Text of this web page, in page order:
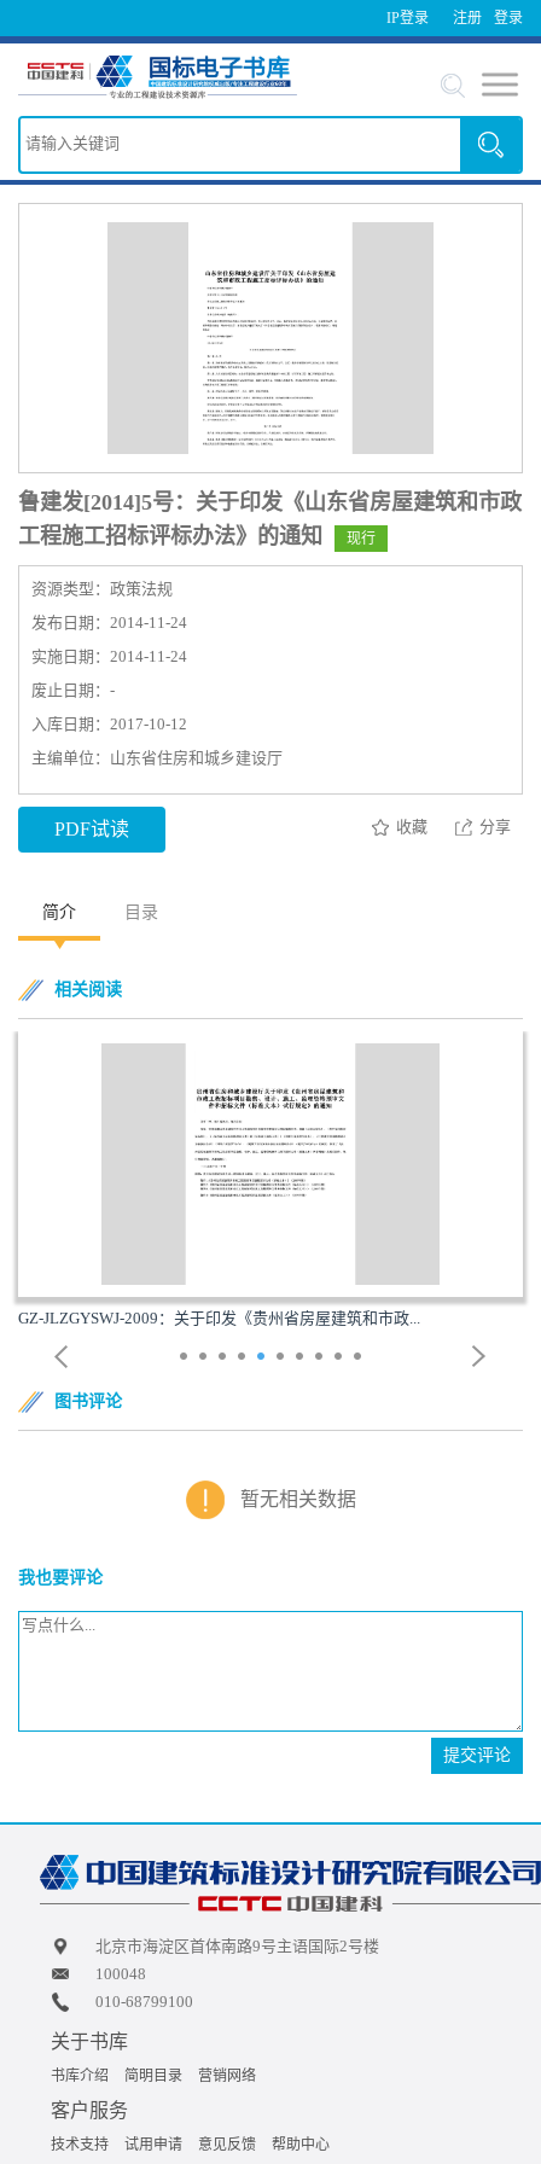
IP登录 登录
注册
鲁建发[2014]5号：关于印发《山东省房屋建筑和市政
工程施工招标评标办法》的通知
现行
资源类型：政策法规
发布日期：2014-11-24
实施日期：2014-11-24
废止日期：-
入库日期：2017-10-12
主编单位：山东省住房和城乡建设厅
PDF试读 收藏 分享
简介 目录
相关阅读
GZ-JLZGYSWJ-2009：关于印发《贵州省房屋建筑和市政...
图书评论
暂无相关数据
我也要评论
提交评论
北京市海淀区首体南路9号主语国际2号楼
100048
010-68799100
关于书库
书库介绍 简明目录 营销网络
客户服务
技术支持 试用申请 意见反馈 帮助中心